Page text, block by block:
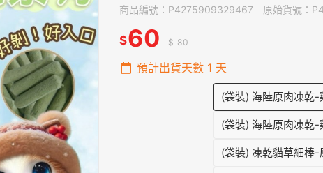
商品編號： P4275909329467 原始貨號：
$60 $ 80
預計出貨天數 1 天
(袋裝) 海陸原肉凍乾-
(袋裝) 海陸原肉凍乾-
(袋裝) 凍乾貓草細棒-